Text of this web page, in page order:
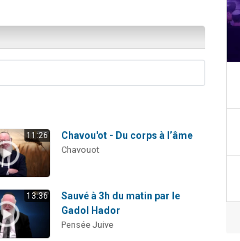
11:26 Chavou'ot - Du corps à l’âme
Chavouot
13:36
Sauvé à 3h du matin par le
Gadol Hador
Pensée Juive